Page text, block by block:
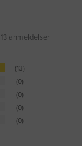
anmeldelser
13
0
0
0
0